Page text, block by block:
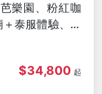
樂園、粉紅咖
泰服體驗、泰
$34,800 起